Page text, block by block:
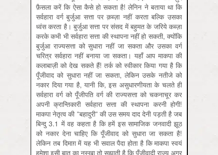
फ़ैसला करें कि ऐसा कैसे हो सकता है! लेनिन ने बताया था कि
सर्वहारा वर्ग बुर्जुआ सत्ता पर क़ब्ज़ा नहीं करता बल्कि उसका
ध्वंस करता है। बुर्जुआ सत्ता पर संसद में बहुमत के जरिये कब्ज़ा
करके कभी भी सर्वहारा सत्ता की स्थापना नहीं हो सकती, क्योंकि
बुर्जुआ राज्यसत्ता को सुधारा नहीं जा सकता और उसका वर्ग
चरित्र सर्वहारा नहीं बनाया जा सकता। यहाँ आप माकपा की
कलाबाज़ी को देख सकते हैं! तर्क को स्वीकार किया गया है कि
पूँजीवाद को सुधारा नहीं जा सकता, लेकिन उसके नतीजे को
नकार दिया गया है, यानी कि, इस असुधारणीयता के चलते ही
सर्वहारा वर्ग को पूँजीपति वर्ग की राज्यसत्ता को चकनाचूर कर
अपनी क्रान्तिकारी सर्वहारा सत्ता की स्थापना करनी होगी!
माकपा नेतृत्व की ”बहादुरी” की उस समय दाद देनी पड़ती है जब
बिन्दु 3.1 में वह कहता है कि हमें इस सामाजिक जनवादी झूठ
को नकार देना चाहिए कि पूँजीवाद को सुधारा जा सकता है!
लेकिन तब दिमाग़ में यह भी सवाल पैदा होता है कि माकपा स्वयं
हमेशा इसी बात का नुस्ख़ा तो सुझाती है कि पूँजीवादी राज्य अगर